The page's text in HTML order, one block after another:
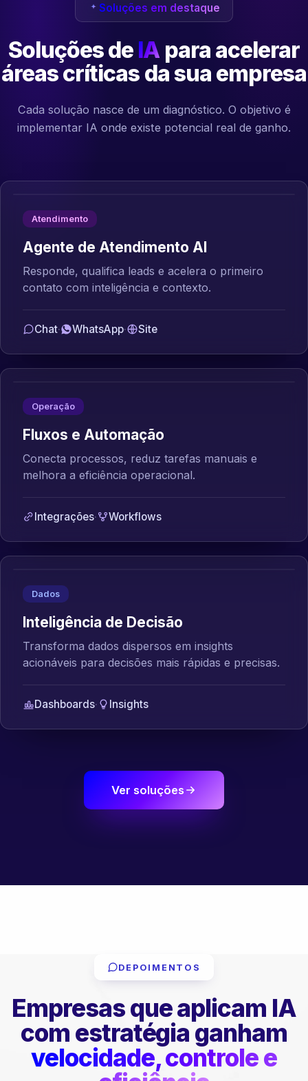
Soluções em destaque
Soluções de IA para acelerar
áreas críticas da sua empresa
Cada solução nasce de um diagnóstico. O objetivo é
implementar IA onde existe potencial real de ganho.
Atendimento
Agente de Atendimento AI
Responde, qualifica leads e acelera o primeiro
contato com inteligência e contexto.
Chat· WhatsApp· Site
Operação
Fluxos e Automação
Conecta processos, reduz tarefas manuais e
melhora a eficiência operacional.
Integrações· Workflows
Dados
Inteligência de Decisão
Transforma dados dispersos em insights
acionáveis para decisões mais rápidas e precisas.
Dashboards· Insights
Ver soluções
DEPOIMENTOS
Empresas que aplicam IA
com estratégia ganham
velocidade, controle e